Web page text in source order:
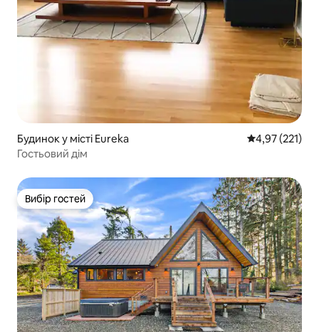
Будинок у місті Eureka Середня
4,97 (221)
Гостьовий дім
Вибір гостей
Вибір гостей